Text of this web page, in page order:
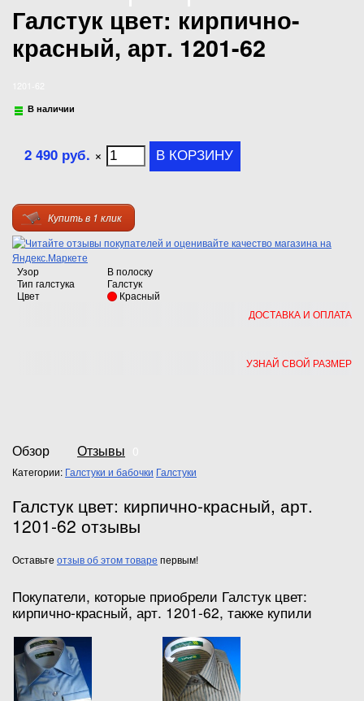
Галстук цвет: кирпично-
красный, арт. 1201-62
В наличии
2 490 руб. ×
Купить в 1 клик
Узор
В полоску
Тип галстука
Галстук
Цвет
Красный
ДОСТАВКА И ОПЛАТА
УЗНАЙ СВОЙ РАЗМЕР
Обзор Отзывы
Категории: Галстуки и бабочки Галстуки
Галстук цвет: кирпично-красный, арт.
1201-62 отзывы
Оставьте отзыв об этом товаре первым!
Покупатели, которые приобрели Галстук цвет:
кирпично-красный, арт. 1201-62, также купили